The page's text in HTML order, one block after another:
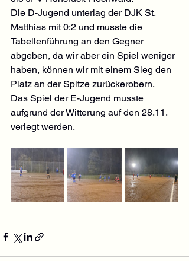
Die D-Jugend unterlag der DJK St.
Matthias mit 0:2 und musste die
Tabellenführung an den Gegner
abgeben, da wir aber ein Spiel weniger
haben, können wir mit einem Sieg den
Platz an der Spitze zurückerobern.
Das Spiel der E-Jugend musste
aufgrund der Witterung auf den 28.11.
verlegt werden.